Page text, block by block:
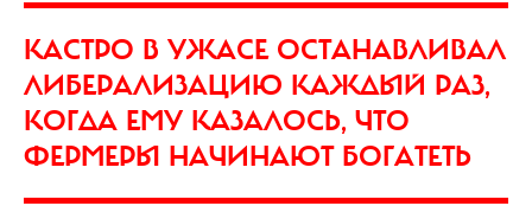
КАСТРО В УЖАСЕ ОСТАНАВЛИВАЛ
ЛИБЕРАЛИЗАЦИЮ КАЖДЫЙ РАЗ,
КОГДА ЕМУ КАЗАЛОСЬ, ЧТО
ФЕРМЕРЫ НАЧИНАЮТ БОГАТЕТЬ